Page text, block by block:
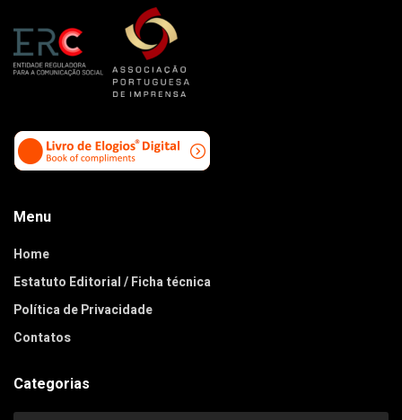
Menu
Home
Estatuto Editorial / Ficha técnica
Política de Privacidade
Contatos
Categorias